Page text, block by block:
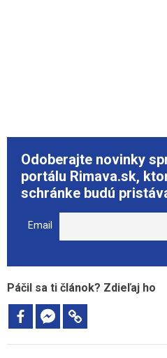
Odoberajte novinky
portálu Rimava.sk,
schránke budú
Email
Páčil sa ti článok? Zdieľaj ho